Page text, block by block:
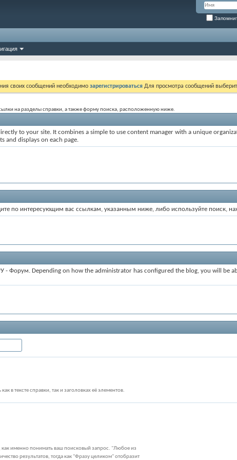
своих сообщений необходимо зарегистрироваться Для просмотра сообщений
на разделы справки, а также форму поиска, расположенную ниже.
to your site. It combines a simple to use content manager with a unique
and displays on each page.
по интересующим вас ссылкам, указанным ниже, либо используйте поиск,
- Форум. Depending on how the administrator has configured the blog, you will be
в тексте справки, так и заголовках её элементов.
как именно понимать ваш поисковый запрос. "Любое из
результатов, тогда как "Фразу целиком" отобразит